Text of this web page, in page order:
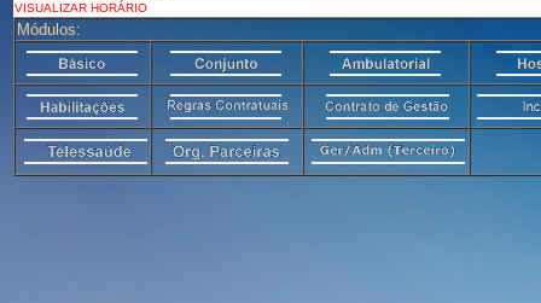
VISUALIZAR HORÁRIO
Módulos: